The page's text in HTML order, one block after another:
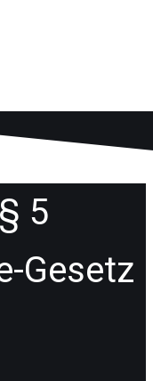
5
Gesetz